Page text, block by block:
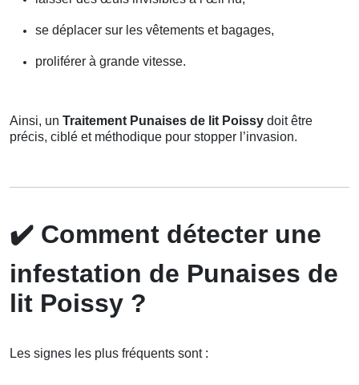
se déplacer sur les vêtements et bagages,
proliférer à grande vitesse.
Ainsi, un Traitement Punaises de lit Poissy doit être
précis, ciblé et méthodique pour stopper l’invasion.
✔️ Comment détecter une
infestation de Punaises de
lit Poissy ?
Les signes les plus fréquents sont :